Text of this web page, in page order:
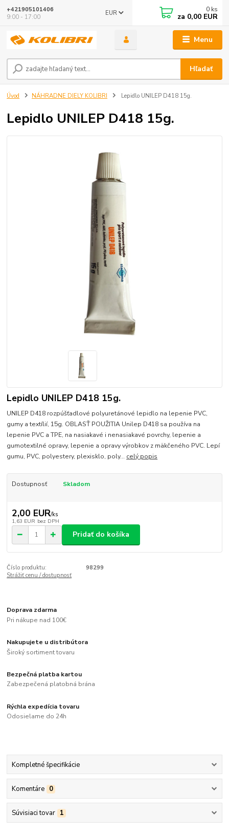
Menu
EUR
Hľadať
+421905101406
9:00 - 17:00
0 ks
za 0,00 EUR
Úvod NÁHRADNE DIELY KOLIBRI Lepidlo UNILEP D418 15g.
Lepidlo UNILEP D418 15g.
Lepidlo UNILEP D418 15g.
UNILEP D418 rozpúšťadlové polyuretánové lepidlo na lepenie PVC,
gumy a textílií, 15g. OBLASŤ POUŽITIA Unilep D418 sa používa na
lepenie PVC a TPE, na nasiakavé i nenasiakavé povrchy, lepenie a
gumotextilné opravy, lepenie a opravy výrobkov z mäkčeného PVC. Lepí
gumu, PVC, polyestery, plexisklo, poly... celý popis
Dostupnosť Skladom
2,00 EUR/ks
1,63 EUR bez DPH
Pridať do košíka
Číslo produktu:
98299
Strážiť cenu / dostupnosť
Doprava zdarma
Pri nákupe nad 100€
Nakupujete u distribútora
Široký sortiment tovaru
Bezpečná platba kartou
Zabezpečená platobná brána
Rýchla expedícia tovaru
Odosielame do 24h
Kompletné špecifikácie
Komentáre 0
Súvisiaci tovar 1